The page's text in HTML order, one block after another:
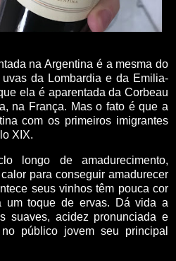
na Argentina é a mesma do
da Lombardia e da Emilia-
ela é aparentada da Corbeau
na França. Mas o fato é que a
com os primeiros imigrantes
XIX.
longo de amadurecimento,
para conseguir amadurecer
seus vinhos têm pouca cor
um toque de ervas. Dá vida a
suaves, acidez pronunciada e
público jovem seu principal